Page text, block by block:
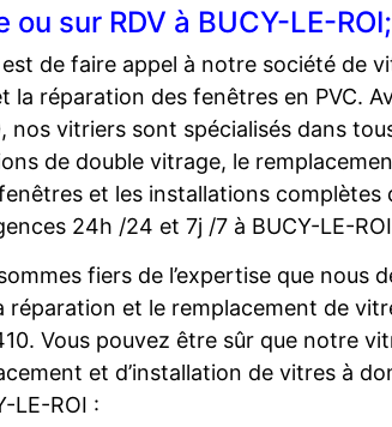
sur RDV à BUCY-LE-
de faire appel à notre société de
la réparation des fenêtres en PVC.
nos vitriers sont spécialisés dans
de double vitrage, le
et les installations complètes
24h /24 et 7j /7 à BUCY-LE-
fiers de l’expertise que nous
et le remplacement de
Vous pouvez être sûr que notre
et d’installation de vitres à
LE-ROI :